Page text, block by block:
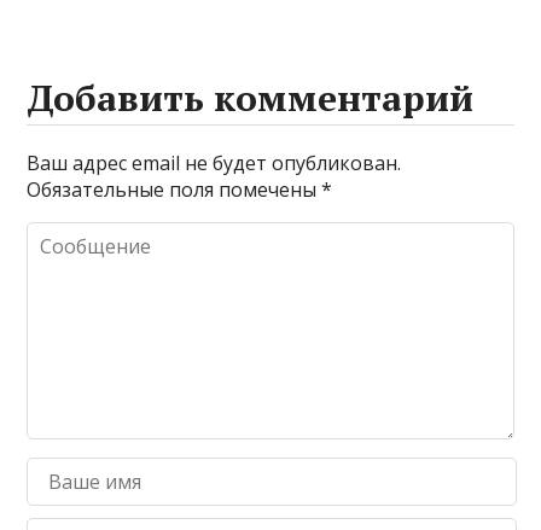
Добавить комментарий
Ваш адрес email не будет опубликован.
Обязательные поля помечены*